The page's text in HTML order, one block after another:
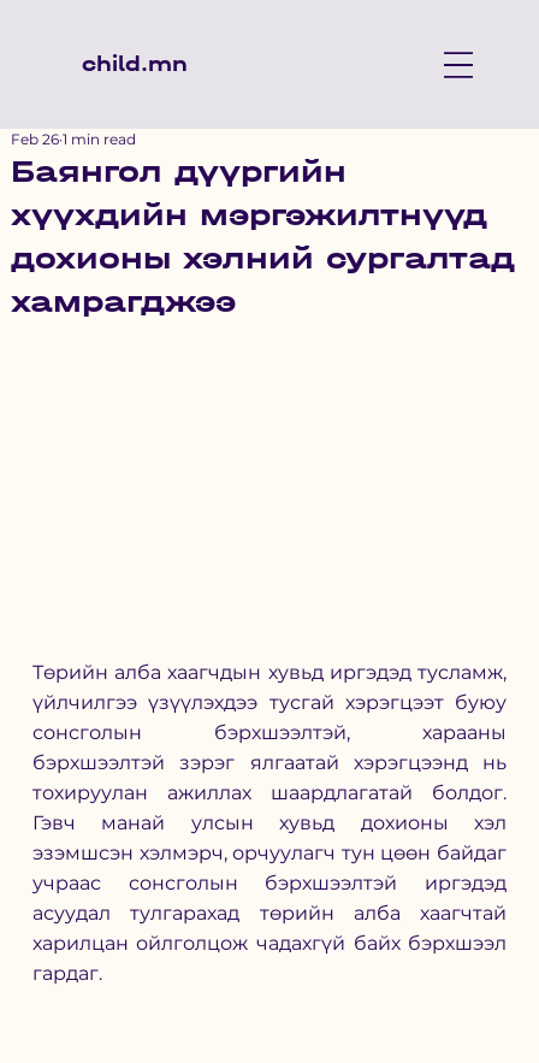
child.mn
Баянгол дүүргийн
хүүхдийн мэргэжилтнүүд
дохионы хэлний сургалтад
хамрагджээ
Feb 26 1 min read
Төрийн алба хаагчдын хувьд иргэдэд тусламж,
үйлчилгээ үзүүлэхдээ тусгай хэрэгцээт буюу
сонсголын бэрхшээлтэй, харааны
бэрхшээлтэй зэрэг ялгаатай хэрэгцээнд нь
тохируулан ажиллах шаардлагатай болдог.
Гэвч манай улсын хувьд дохионы хэл
эзэмшсэн хэлмэрч, орчуулагч тун цөөн байдаг
учраас сонсголын бэрхшээлтэй иргэдэд
асуудал тулгарахад төрийн алба хаагчтай
харилцан ойлголцож чадахгүй байх бэрхшээл
гардаг.